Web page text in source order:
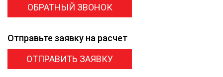
ОБРАТНЫЙ ЗВОНОК
Отправьте заявку на расчет
ОТПРАВИТЬ ЗАЯВКУ